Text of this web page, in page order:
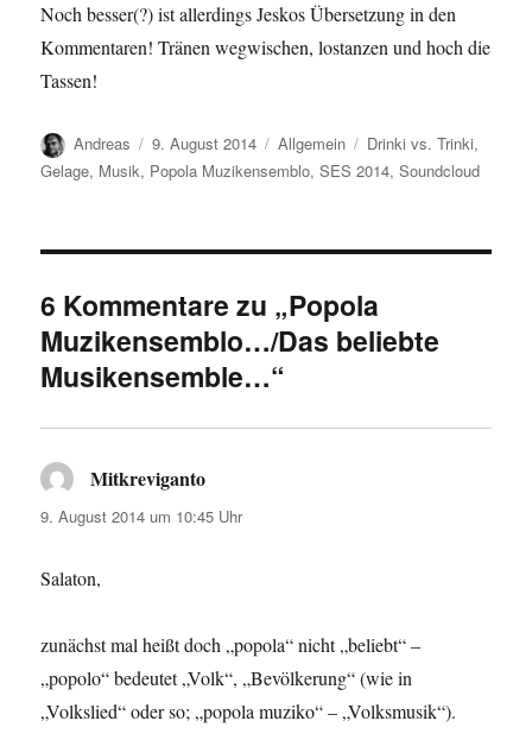
Noch besser(?) ist allerdings Jeskos Übersetzung in den
Kommentaren! Tränen wegwischen, lostanzen und hoch die
Tassen!
Autor
Andreas
Veröffentlicht
am
9. August 2014 Kategorien
Allgemein Schlagwörter
Drinki vs. Trinki,
Gelage, Musik, Popola Muzikensemblo,SES 2014,Soundcloud
6 Kommentare zu „Popola
Muzikensemblo…/Das beliebte
Musikensemble…“
Mitkreviganto
9. August 2014 um 10:45 Uhr
Salaton,
zunächst mal heißt doch „popola“ nicht „beliebt“ –
„popolo“ bedeutet „Volk“, „Bevölkerung“ (wie in
„Volkslied“ oder so; „popola muziko“ – „Volksmusik“).